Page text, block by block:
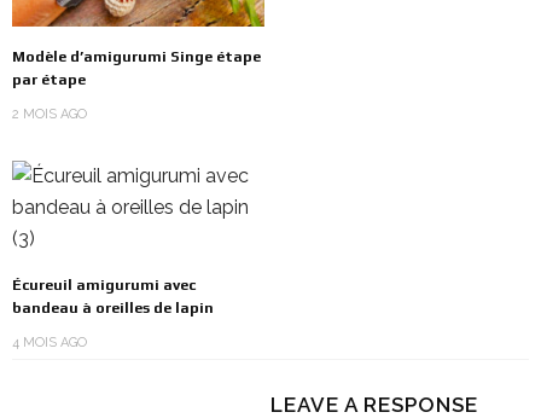
Modèle d’amigurumi Singe étape
par étape
2 MOIS AGO
Écureuil amigurumi avec
bandeau à oreilles de lapin
4 MOIS AGO
LEAVE A RESPONSE